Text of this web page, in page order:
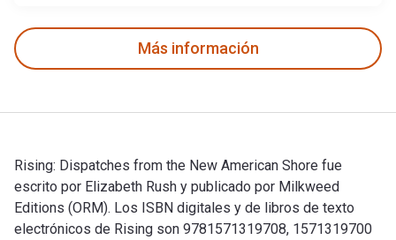
Más información
Rising: Dispatches from the New American Shore fue
escrito por Elizabeth Rush y publicado por Milkweed
Editions (ORM). Los ISBN digitales y de libros de texto
electrónicos de Rising son 9781571319708, 1571319700